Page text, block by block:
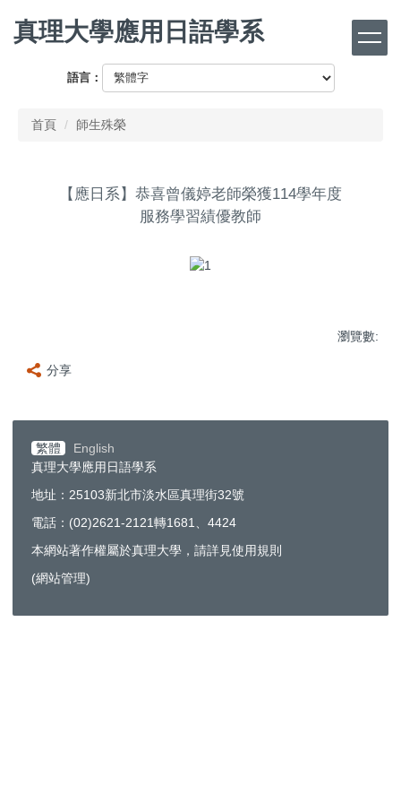
真理大學應用日語學系
語言：
首頁 師生殊榮
【應日系】恭喜曾儀婷老師榮獲114學年度
服務學習績優教師
瀏覽數:
分享
繁體
English
真理大學應用日語學系
地址：25103新北市淡水區真理街32號
電話：(02)2621-2121轉1681、4424
本網站著作權屬於真理大學，請詳見使用規則
(網站管理)